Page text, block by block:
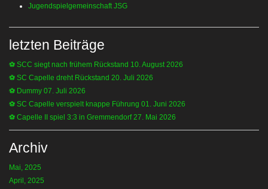
Jugendspielgemeinschaft JSG
letzten Beiträge
⚽️ SCC siegt nach frühem Rückstand 10. August 2026
⚽️ SC Capelle dreht Rückstand 20. Juli 2026
⚽️ Dummy 07. Juli 2026
⚽️ SC Capelle verspielt knappe Führung 01. Juni 2026
⚽️ Capelle II spiel 3:3 in Gremmendorf27. Mai 2026
Archiv
Mai, 2025
April, 2025